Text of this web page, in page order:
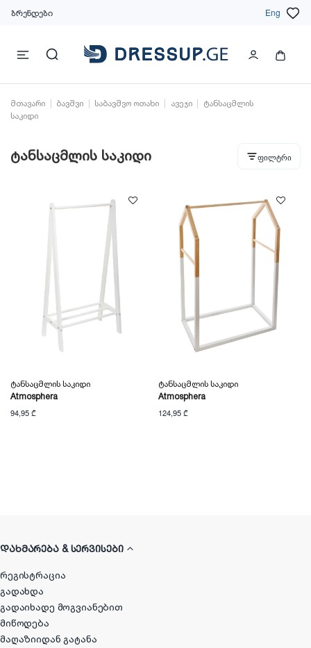
ბრენდები Eng
მთავარი ბავშვი საბავშვო ოთახი ავეჯი
ტანსაცმლის
საკიდი
ტანსაცმლის საკიდი ფილტრი
Ტანსაცმლის Საკიდი
Atmosphera
94,95 ₾
Ტანსაცმლის Საკიდი
Atmosphera
124,95 ₾
ᲓᲐᲮᲛᲐᲠᲔᲑᲐ & ᲡᲔᲠᲕᲘᲡᲔᲑᲘ
რეგისტრაცია
გადახდა
გადაიხადე მოგვიანებით
მიწოდება
მაღაზიიდან გატანა